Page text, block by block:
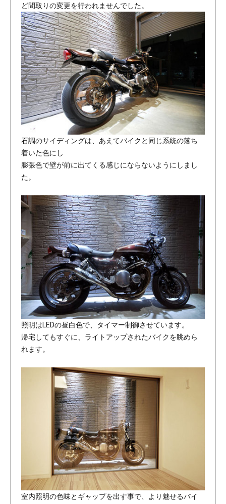
ど間取りの変更を行われませんでした。
石調のサイディングは、あえてバイクと同じ系統の落ち
着いた色にし
膨張色で壁が前に出てくる感じにならないようにしまし
た。
照明はLEDの昼白色で、タイマー制御させています。
帰宅してもすぐに、ライトアップされたバイクを眺めら
れます。
室内照明の色味とギャップを出す事で、より魅せるバイ